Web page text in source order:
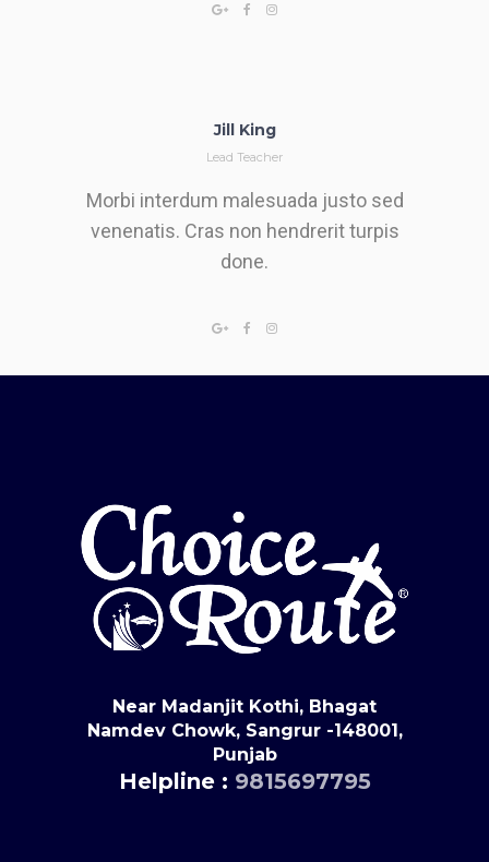
Jill King
Lead Teacher
Morbi interdum malesuada justo sed
venenatis. Cras non hendrerit turpis
done.
Near Madanjit Kothi, Bhagat
Namdev Chowk, Sangrur -148001,
Punjab
Helpline : 9815697795